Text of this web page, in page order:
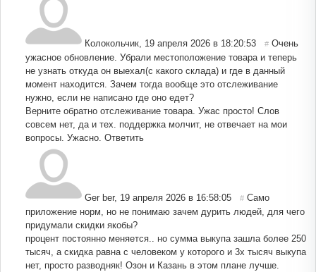
Колокольчик 19 апреля 2026 в 18:20:53 # Очень
ужасное обновление. Убрали местоположение товара и теперь
не узнать откуда он выехал(с какого склада) и где в данный
момент находится. Зачем тогда вообще это отслеживание
нужно, если не написано где оно едет?
Верните обратно отслеживание товара. Ужас просто! Слов
совсем нет, да и тех. поддержка молчит, не отвечает на мои
вопросы. Ужасно. Ответить
Ger ber, 19 апреля 2026 в 16:58:05 # Само
приложение норм, но не понимаю зачем дурить людей, для чего
придумали скидки якобы?
процент постоянно меняется.. но сумма выкупа зашла более 250
тысяч, а скидка равна с человеком у которого и 3х тысяч выкупа
нет, просто разводняк! Озон и Казань в этом плане лучше.